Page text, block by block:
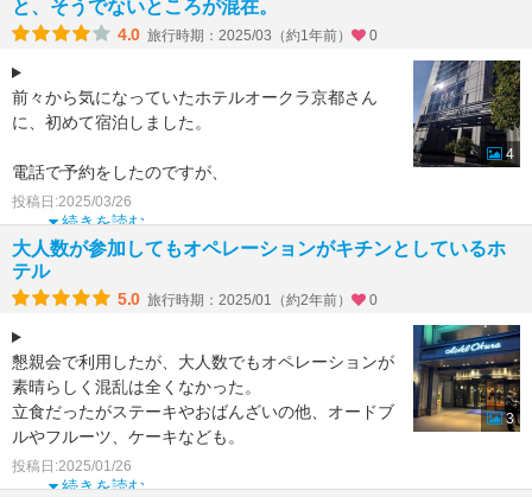
と、そうでないところが混在。
4.0 旅行時期：2025/03（約1年前） 0
前々から気になっていたホテルオークラ京都さん
に、初めて宿泊しました。
電話で予約をしたのですが、
その対応とフロントで予約した方の対応が今ひと
つ。
インバウンドのお客様も多く大変だと思い
続きを読む
投稿日:2025/03/26
4
大人数が参加してもオペレーションがキチンとしているホ
テル
5.0 旅行時期：2025/01（約2年前） 0
懇親会で利用したが、大人数でもオペレーションが
素晴らしく混乱は全くなかった。
立食だったがステーキやおばんざいの他、オードブ
ルやフルーツ、ケーキなども。
大人数の立食パーティなので片手で食べられる
続きを読む
投稿日:2025/01/26
3